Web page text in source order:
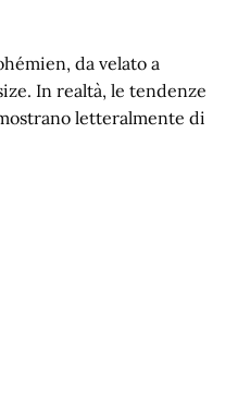
da velato a
In realtà, le tendenze
letteralmente di